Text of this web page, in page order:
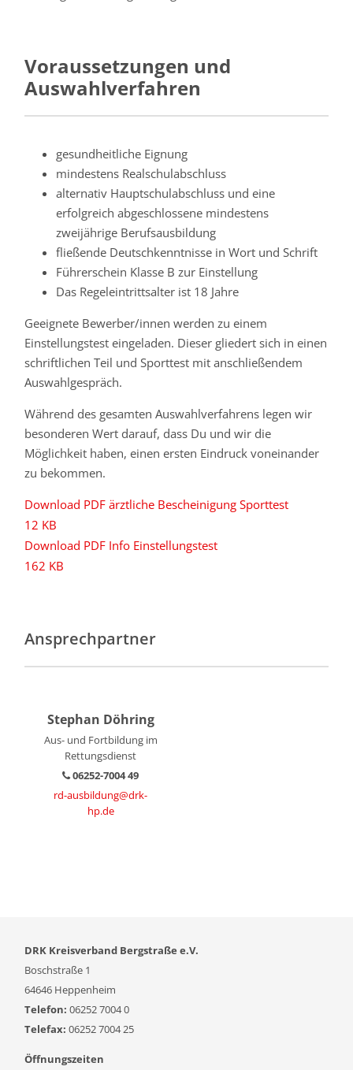
Voraussetzungen und
Auswahlverfahren
gesundheitliche Eignung
mindestens Realschulabschluss
alternativ Hauptschulabschluss und eine
erfolgreich abgeschlossene mindestens
zweijährige Berufsausbildung
fließende Deutschkenntnisse in Wort und Schrift
Führerschein Klasse B zur Einstellung
Das Regeleintrittsalter ist 18 Jahre
Geeignete Bewerber/innen werden zu einem
Einstellungstest eingeladen. Dieser gliedert sich in einen
schriftlichen Teil und Sporttest mit anschließendem
Auswahlgespräch.
Während des gesamten Auswahlverfahrens legen wir
besonderen Wert darauf, dass Du und wir die
Möglichkeit haben, einen ersten Eindruck voneinander
zu bekommen.
Download PDF ärztliche Bescheinigung Sporttest
12 KB
Download PDF Info Einstellungstest
162 KB
Ansprechpartner
Stephan Döhring
Aus- und Fortbildung im
Rettungsdienst
06252-7004 49
rd-ausbildung@drk-
hp.de
DRK Kreisverband Bergstraße e.V.
Boschstraße 1
64646 Heppenheim
Telefon: 06252 7004 0
Telefax: 06252 7004 25
Öffnungszeiten